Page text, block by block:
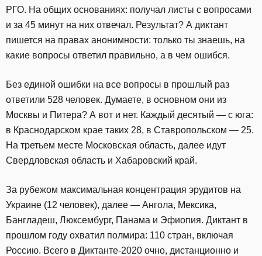
РГО. На общих основаниях: получал листы с вопросами
и за 45 минут на них отвечал. Результат? А диктант
пишется на правах анонимности: только ты знаешь, на
какие вопросы ответил правильно, а в чем ошибся.
Без единой ошибки на все вопросы в прошлый раз
ответили 528 человек. Думаете, в основном они из
Москвы и Питера? А вот и нет. Каждый десятый — с юга:
в Краснодарском крае таких 28, в Ставропольском — 25.
На третьем месте Московская область, далее идут
Свердловская область и Хабаровский край.
За рубежом максимальная концентрация эрудитов на
Украине (12 человек), далее — Ангола, Мексика,
Бангладеш, Люксембург, Панама и Эфиопия. Диктант в
прошлом году охватил полмира: 110 стран, включая
Россию. Всего в Диктанте-2020 очно, дистанционно и